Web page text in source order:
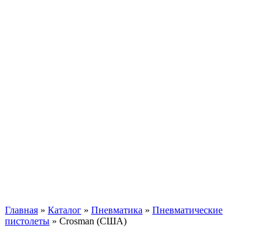
Главная » Каталог » Пневматика » Пневматические
пистолеты » Crosman (США)